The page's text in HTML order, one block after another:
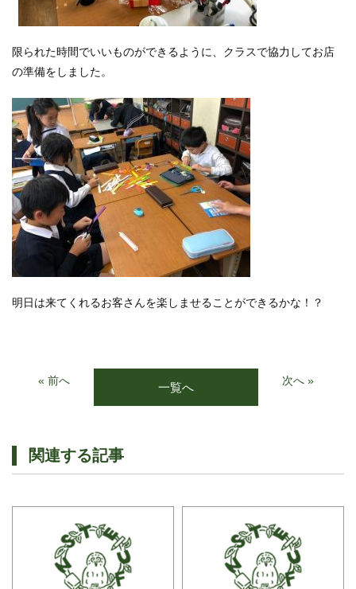
限られた時間でいいものができるように、クラスで協力してお店
の準備をしました。
明日は来てくれるお客さんを楽しませることができるかな！？
« 前へ 一覧へ 次へ »
関連する記事